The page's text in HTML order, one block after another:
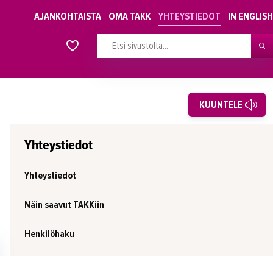
AJANKOHTAISTA OMA TAKK YHTEYSTIEDOT IN ENGLISH
KUUNTELE
Yhteystiedot
Yhteystiedot
Näin saavut TAKKiin
Henkilöhaku
Alkavat koulutukset osiosta